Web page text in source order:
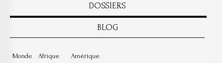
DOSSIERS
BLOG
Monde
Afrique
Amérique